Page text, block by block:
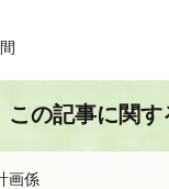
この記事に関
画係